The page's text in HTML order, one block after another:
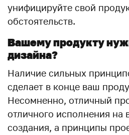
унифицируйте свой
обстоятельств.
Вашему продукту
дизайна?
Наличие сильных
сделает в конце ваш
Несомненно, отличный
отличного исполнения на
создания, а принципы